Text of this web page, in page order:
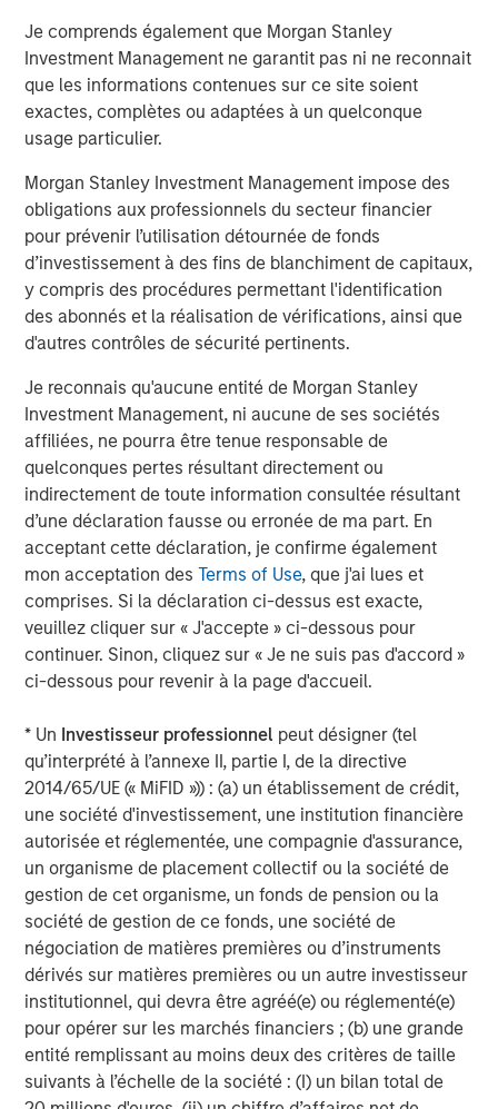
Je comprends également que Morgan Stanley
Investment Management ne garantit pas ni ne reconnait
que les informations contenues sur ce site soient
exactes, complètes ou adaptées à un quelconque
usage particulier.
Morgan Stanley Investment Management impose des
obligations aux professionnels du secteur financier
pour prévenir l’utilisation détournée de fonds
d’investissement à des fins de blanchiment de capitaux,
y compris des procédures permettant l'identification
des abonnés et la réalisation de vérifications, ainsi que
d'autres contrôles de sécurité pertinents.
Je reconnais qu'aucune entité de Morgan Stanley
Investment Management, ni aucune de ses sociétés
affiliées, ne pourra être tenue responsable de
quelconques pertes résultant directement ou
indirectement de toute information consultée résultant
d’une déclaration fausse ou erronée de ma part. En
acceptant cette déclaration, je confirme également
mon acceptation desTerms of Use, que j'ai lues et
comprises. Si la déclaration ci-dessus est exacte,
veuillez cliquer sur « J'accepte » ci-dessous pour
continuer. Sinon, cliquez sur « Je ne suis pas d'accord »
ci-dessous pour revenir à la page d'accueil.
* Un Investisseur professionnel peut désigner (tel
qu’interprété à l’annexe II, partie I, de la directive
2014/65/UE (« MiFID »)) : (a) un établissement de crédit,
une société d'investissement, une institution financière
autorisée et réglementée, une compagnie d'assurance,
un organisme de placement collectif ou la société de
gestion de cet organisme, un fonds de pension ou la
société de gestion de ce fonds, une société de
négociation de matières premières ou d’instruments
dérivés sur matières premières ou un autre investisseur
institutionnel, qui devra être agréé(e) ou réglementé(e)
pour opérer sur les marchés financiers ; (b) une grande
entité remplissant au moins deux des critères de taille
suivants à l’échelle de la société : (I) un bilan total de
ARTICLE
Real Estate Midyear Outlook:
Constructive Amid Fluid Backdrop
The current macroenvironment remains resilient
markets. As inflation and energy prices keep
central banks hawkish, real estate continues to
offer attractive relative value, supported by a
25% repricing, durable income streams, and
constrained supply. In this environment,
diversified portfolios and selective asset-level
investing remain critical.
7 AOÛT 2026
Il ne peut être garanti qu’un portefeuille atteindra son objectif
d’investissement. Les portefeuilles sont soumis au risque de
marché, c’est-à-dire à la possibilité que la valeur des titres
détenus par le portefeuille diminue et que la valeur des actions
du portefeuille soit donc inférieure à celle que vous avez payée.
Les valeurs boursières peuvent varier quotidiennement en
fonction de facteurs économiques ou d’autre nature (par ex.
troubles sociaux) qui ont des répercussions sur les marchés, les
pays, les entreprises ou les gouvernements. Il est difficile de
prévoir le calendrier, la durée et les éventuels effets négatifs
(par ex. liquidité du portefeuille) liés à de tels événements. En
conséquence, ce portefeuille expose l’investisseur à des pertes
potentielles. L’allocation d’actifs/la diversification ne vous
protège pas contre une perte sur un marché particulier ;
cependant, elle vous permet de répartir ce risque entre
différentes catégories d’actifs. En général, la valeur des actions
varie en fonction des activités spécifiques d’une entreprise. Les
investissements sur les marchés étrangers s’accompagnent de
risques spécifiques, notamment des risques de change,
politiques, économiques et de marché. Les risques liés à
l’investissement dansPays émergents sont plus importants que
les risques associés aux investissements dans les pays
développés étrangers.Titres à revenu fixesont assujettis à la
capacité de l’émetteur d’effectuer en temps opportun les
paiements du capital et des intérêts (risque de crédit), aux
variations des taux d’intérêt (risque de taux d’intérêt), à la
solvabilité de l’émetteur et à la liquidité générale du marché
(risque de marché). Dans un contexte dehausse des taux